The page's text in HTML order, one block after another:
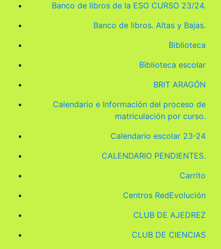
Banco de libros de la ESO CURSO 23/24.
Banco de libros. Altas y Bajas.
Biblioteca
Biblioteca escolar
BRIT ARAGÓN
Calendario e Información del proceso de
matriculación por curso.
Calendario escolar 23-24
CALENDARIO PENDIENTES.
Carrito
Centros RedEvolución
CLUB DE AJEDREZ
CLUB DE CIENCIAS